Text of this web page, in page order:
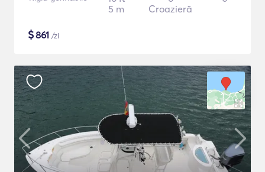
5 m
Croazieră
$861 /zi